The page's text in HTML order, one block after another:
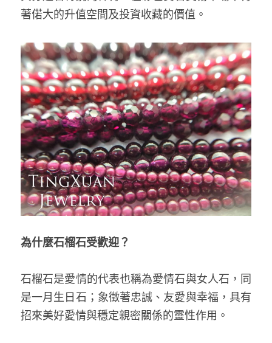
著偌大的升值空間及投資收藏的價值。
為什麼石榴石受歡迎？
石榴石是愛情的代表也稱為愛情石與女人石，同
是一月生日石；象徵著忠誠、友愛與幸福，具有
招來美好愛情與穩定親密關係的靈性作用。